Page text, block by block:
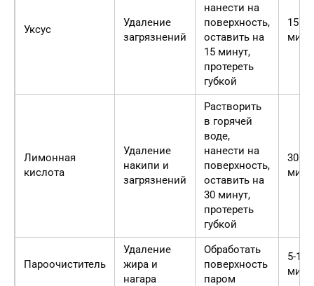
Уксус
Удаление
загрязнений
нанести на
поверхность,
оставить на
15 минут,
протереть
губкой
15
Лимонная
кислота
Удаление
накипи и
загрязнений
Растворить
в горячей
воде,
нанести на
поверхность,
оставить на
30 минут,
протереть
губкой
30
Пароочиститель
Удаление
жира и
нагара
Обработать
поверхность
паром
5-10